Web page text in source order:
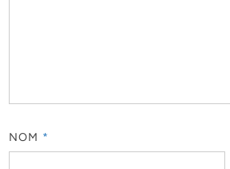
NOM *